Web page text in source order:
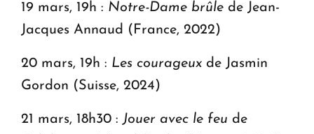
19 mars, 19h : Notre-Dame brûle de Jean-
Jacques Annaud (France, 2022)
20 mars, 19h : Les courageux de Jasmin
Gordon (Suisse, 2024)
21 mars, 18h30 : Jouer avec le feu de